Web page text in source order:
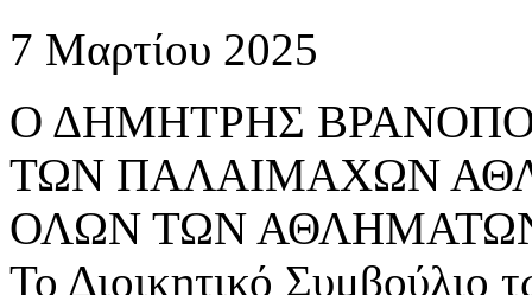
7 Μαρτίου 2025
Ο ΔΗΜΗΤΡΗΣ
ΤΩΝ ΠΑΛΑΙΜΑΧΩΝ
ΟΛΩΝ ΤΩΝ
Το Διοικητικό